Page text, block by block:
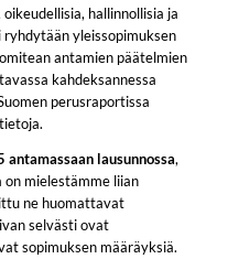
hallinnollisia ja
yleissopimuksen
antamien päätelmien
kahdeksannessa
perusraportissa
lausunnossa,
mielestämme liian
ne huomattavat
selvästi ovat
sopimuksen määräyksiä.